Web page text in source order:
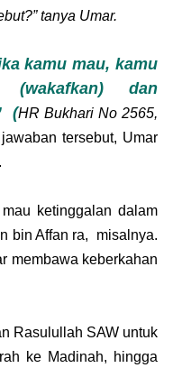
tanya Umar.
kamu mau, kamu
dan
(HR Bukhari No 2565,
tersebut, Umar
ketinggalan dalam
bin Affan ra,  misalnya.
membawa keberkahan
Rasulullah SAW untuk
ke Madinah, hingga